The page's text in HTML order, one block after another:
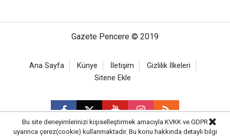
Gazete Pencere © 2019
Ana Sayfa Künye İletişim
Gizlilik İlkeleri
Sitene Ekle
Bu site deneyimlerinizi kişiselleştirmek amacıyla KVKK ve GDPR
uyarınca çerez(cookie) kullanmaktadır. Bu konu hakkında detaylı bilgi